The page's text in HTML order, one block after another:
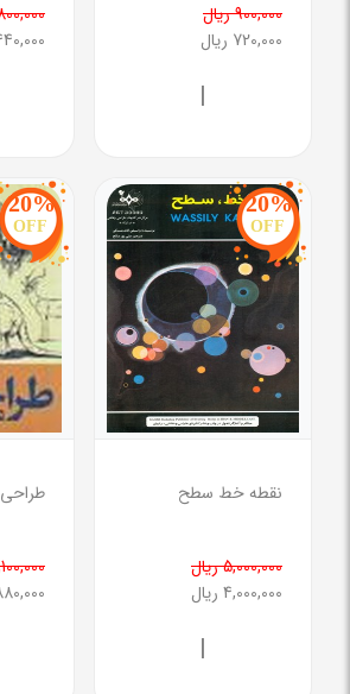
900,000 ریال
720,000 ریال
|
1,800,000
1,440,000
20%
OFF
نقطه خط سطح
5,000,000 ریال
4,000,000 ریال
|
20%
OFF
طراحی
1,100,000
880,000